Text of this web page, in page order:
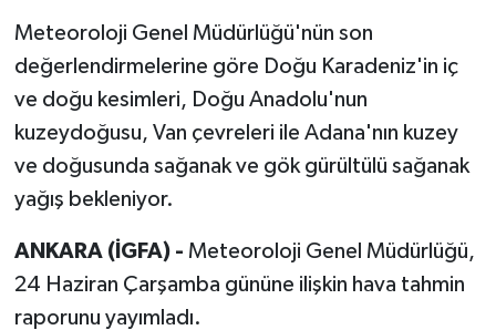
Meteoroloji Genel Müdürlüğü'nün son
değerlendirmelerine göre Doğu Karadeniz'in iç
ve doğu kesimleri, Doğu Anadolu'nun
kuzeydoğusu, Van çevreleri ile Adana'nın kuzey
ve doğusunda sağanak ve gök gürültülü sağanak
yağış bekleniyor.
ANKARA (İGFA) - Meteoroloji Genel Müdürlüğü,
24 Haziran Çarşamba gününe ilişkin hava tahmin
raporunu yayımladı.